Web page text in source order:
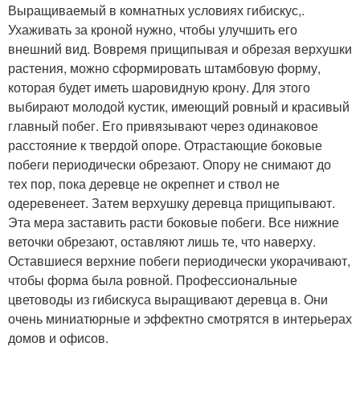
Выращиваемый в комнатных условиях гибискус,.
Ухаживать за кроной нужно, чтобы улучшить его
внешний вид. Вовремя прищипывая и обрезая верхушки
растения, можно сформировать штамбовую форму,
которая будет иметь шаровидную крону. Для этого
выбирают молодой кустик, имеющий ровный и красивый
главный побег. Его привязывают через одинаковое
расстояние к твердой опоре. Отрастающие боковые
побеги периодически обрезают. Опору не снимают до
тех пор, пока деревце не окрепнет и ствол не
одеревенеет. Затем верхушку деревца прищипывают.
Эта мера заставить расти боковые побеги. Все нижние
веточки обрезают, оставляют лишь те, что наверху.
Оставшиеся верхние побеги периодически укорачивают,
чтобы форма была ровной. Профессиональные
цветоводы из гибискуса выращивают деревца в. Они
очень миниатюрные и эффектно смотрятся в интерьерах
домов и офисов.